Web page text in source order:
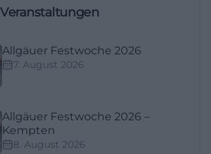
Allgäuer Festwoche 2026
7. August 2026
Allgäuer Festwoche 2026 –
Kempten
8. August 2026